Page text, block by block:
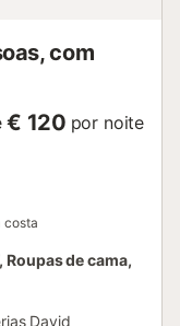
com
€ 120 por noite
costa
de cama,
David